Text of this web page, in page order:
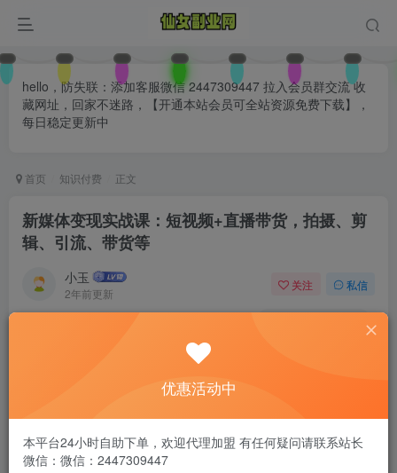
hello，防失联：添加客服微信 2447309447 拉入会员群交流 收
藏网址，回家不迷路，【开通本站会员可全站资源免费下载】，
每日稳定更新中
首页 知识付费 正文
新媒体变现实战课：短视频+直播带货，拍摄、剪
辑、引流、带货等
小玉
2年前更新
关注 私信
0 134 64
此内容为付费阅读，请付费后查看
￥1.99
黄金会员免费
优惠活动中
本平台24小时自助下单，欢迎代理加盟 有任何疑问请联系站长
微信：微信：2447309447